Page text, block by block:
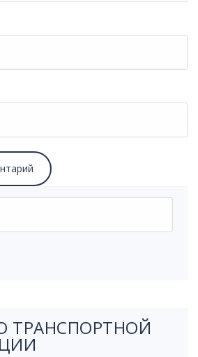
ТРАНСПОРТНОЙ